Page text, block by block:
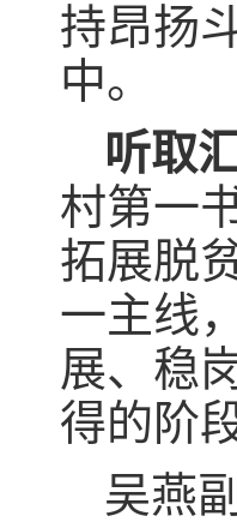
持昂扬
中。
听取
村第一
拓展脱
一主线
展、稳
得的阶
吴燕